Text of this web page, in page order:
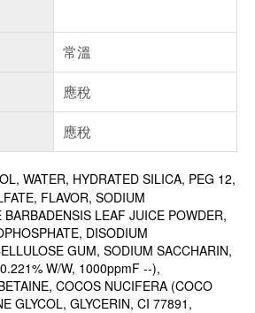
常溫
應稅
應稅
WATER, HYDRATED SILICA, PEG 12,
FLAVOR, SODIUM
BARBADENSIS LEAF JUICE POWDER,
DISODIUM
GUM, SODIUM SACCHARIN,
W/W, 1000ppmF --),
COCOS NUCIFERA (COCO
GLYCOL, GLYCERIN, CI 77891,